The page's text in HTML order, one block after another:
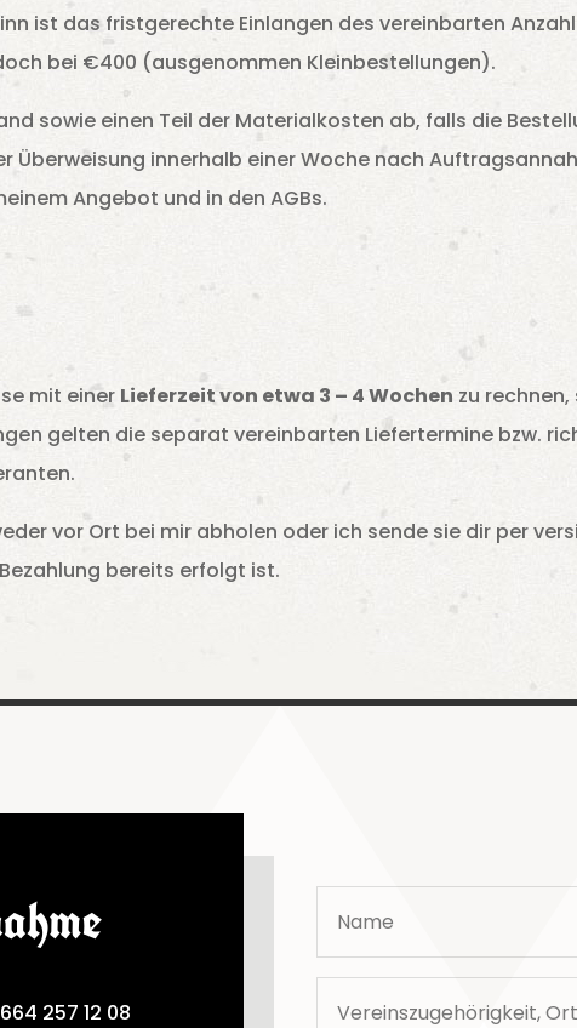
ist das fristgerechte Einlangen des vereinbarten
bei €400 (ausgenommen Kleinbestellungen).
sowie einen Teil der Materialkosten ab, falls die
Überweisung innerhalb einer Woche nach
Angebot und in den AGBs.
mit einer Lieferzeit von etwa 3 – 4 Wochen zu
gelten die separat vereinbarten Liefertermine bzw.
vor Ort bei mir abholen oder ich sende sie dir per
bereits erfolgt ist.
257 12 08